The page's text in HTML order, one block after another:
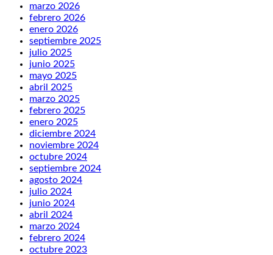
marzo 2026
febrero 2026
enero 2026
septiembre 2025
julio 2025
junio 2025
mayo 2025
abril 2025
marzo 2025
febrero 2025
enero 2025
diciembre 2024
noviembre 2024
octubre 2024
septiembre 2024
agosto 2024
julio 2024
junio 2024
abril 2024
marzo 2024
febrero 2024
octubre 2023